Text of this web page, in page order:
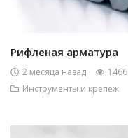
Рифленая арматура
2 месяца назад
1466
Инструменты и крепеж